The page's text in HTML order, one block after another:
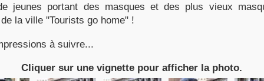
jeunes portant des masques et des plus vieux
la ville "Tourists go home" !
à suivre...
Cliquer sur une vignette pour afficher la photo.